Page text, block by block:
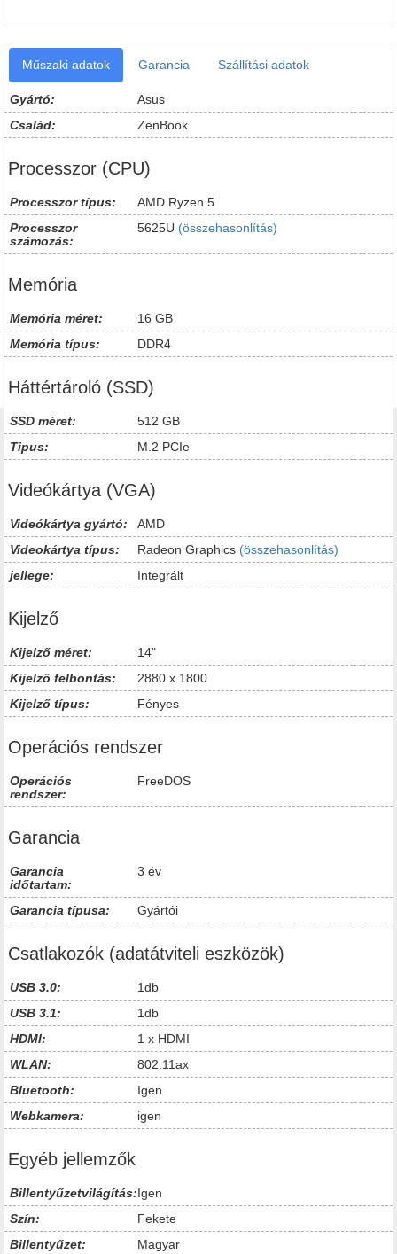
Műszaki adatok Garancia Szállítási adatok
Gyártó:
Asus
Család:
ZenBook
Processzor (CPU)
Processzor típus:
AMD Ryzen 5
Processzor
számozás:
5625U (összehasonlítás)
Memória
Memória méret:
16 GB
Memória típus:
DDR4
Háttértároló (SSD)
SSD méret:
512 GB
Tipus:
M.2 PCIe
Videókártya (VGA)
Videókártya gyártó:
AMD
Videokártya típus:
Radeon Graphics (összehasonlítás)
jellege:
Integrált
Kijelző
Kijelző méret:
14"
Kijelző felbontás:
2880 x 1800
Kijelző típus:
Fényes
Operációs rendszer
Operációs
rendszer:
FreeDOS
Garancia
Garancia
időtartam:
3 év
Garancia típusa: Gyártói
Csatlakozók (adatátviteli eszközök)
USB 3.0:
1db
USB 3.1:
1db
HDMI:
1 x HDMI
WLAN:
802.11ax
Bluetooth:
Igen
Webkamera:
igen
Egyéb jellemzők
Billentyűzetvilágítás:Igen
Szín:
Fekete
Billentyűzet:
Magyar